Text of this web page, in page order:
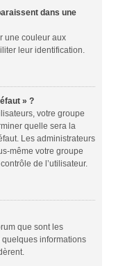
dans une
une couleur aux
leur identification.
» ?
votre groupe
quelle sera la
Les administrateurs
même votre groupe
de l’utilisateur.
que sont les
informations